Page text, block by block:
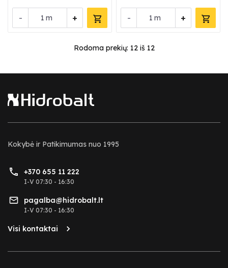
- +
m - +
m
Rodoma prekių: 12iš 12
Kokybė ir Patikimumas nuo 1995
+370 655 11 222
I-V 07:30 - 16:30
pagalba@hidrobalt.lt
I-V 07:30 - 16:30
Visi kontaktai